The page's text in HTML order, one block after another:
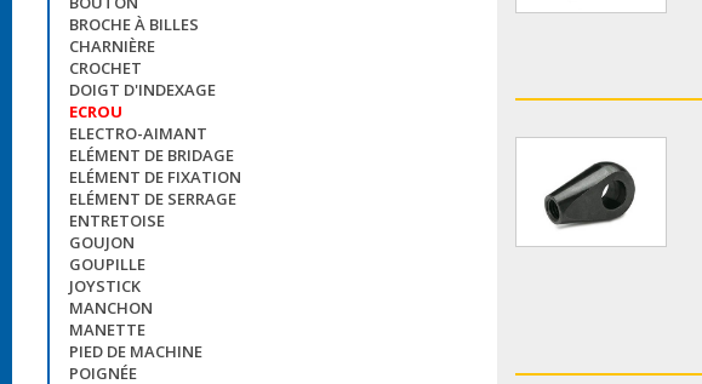
BROCHE À BILLES
CHARNIÈRE
CROCHET
DOIGT D'INDEXAGE
ECROU
ELECTRO-AIMANT
ELÉMENT DE BRIDAGE
ELÉMENT DE FIXATION
ELÉMENT DE SERRAGE
ENTRETOISE
GOUJON
GOUPILLE
JOYSTICK
MANCHON
MANETTE
PIED DE MACHINE
POIGNÉE